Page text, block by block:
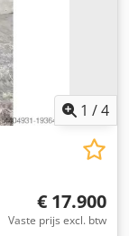
1 /4
€ 17.900
Vaste prijs excl. btw